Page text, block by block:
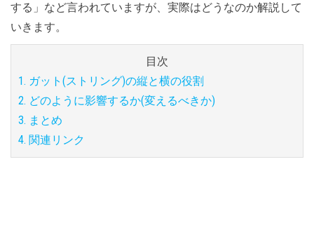
する」など言われていますが、実際はどうなのか解説して
いきます。
目次
1. ガット(ストリング)の縦と横の役割
2. どのように影響するか(変えるべきか)
3. まとめ
4. 関連リンク